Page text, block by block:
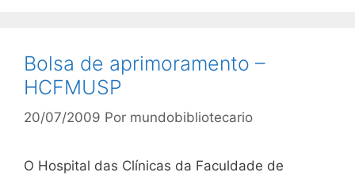
Bolsa de aprimoramento –
HCFMUSP
20/07/2009 Por mundobibliotecario
O Hospital das Clínicas da Faculdade de